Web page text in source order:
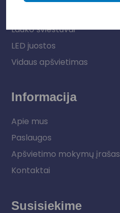
Lauko šviestuvai
LED juostos
Vidaus apšvietimas
Informacija
Apie mus
Paslaugos
Apšvietimo mokymų įrašas
Kontaktai
Susisiekime